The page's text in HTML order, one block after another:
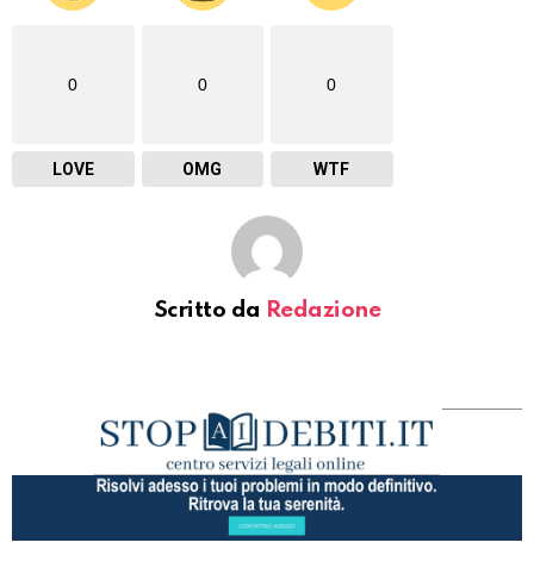
0
LOVE
0
OMG
0
WTF
Scritto da Redazione